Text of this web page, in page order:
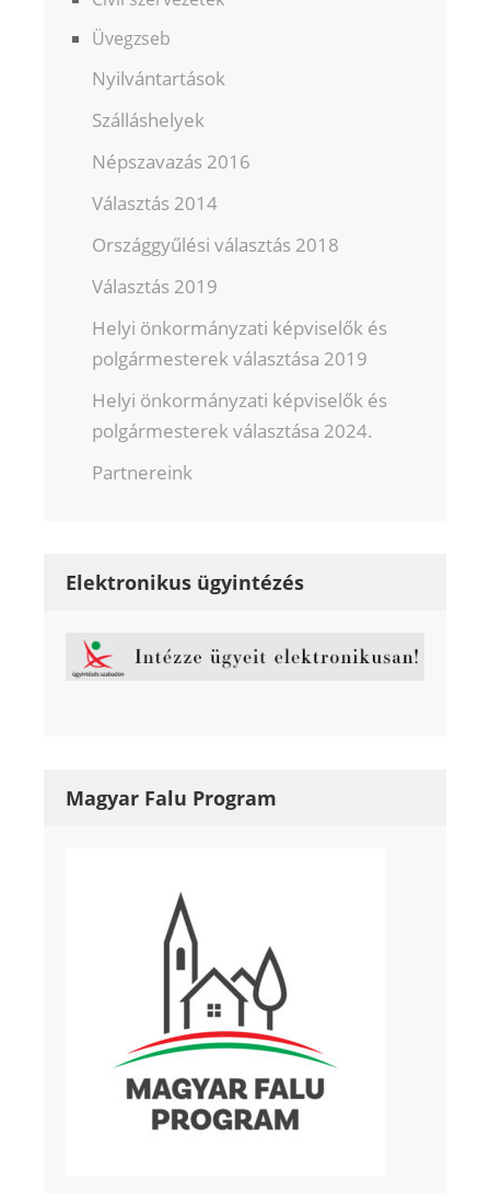
Üvegzseb
Nyilvántartások
Szálláshelyek
Népszavazás 2016
Választás 2014
Országgyűlési választás 2018
Választás 2019
Helyi önkormányzati képviselők és
polgármesterek választása 2019
Helyi önkormányzati képviselők és
polgármesterek választása 2024.
Partnereink
Elektronikus ügyintézés
Magyar Falu Program